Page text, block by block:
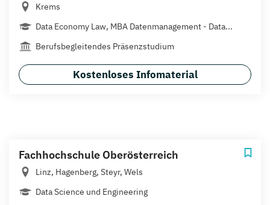
Krems
Data Economy Law, MBA Datenmanagement - Data...
Berufsbegleitendes Präsenzstudium
Kostenloses Infomaterial
Fachhochschule Oberösterreich
Linz, Hagenberg, Steyr, Wels
Data Science und Engineering